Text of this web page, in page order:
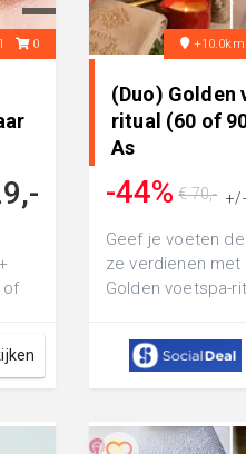
0
of
(Duo) Golden
ritual (60 of
As
-44% +/-
€ 70,-
Geef je voeten
ze verdienen met
Golden voetspa-
eventu...